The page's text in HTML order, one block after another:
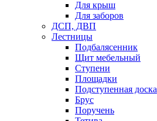
Для крыш
Для заборов
ДСП, ДВП
Лестницы
Подбалясенник
Щит мебельный
Ступени
Площадки
Подступенная доска
Брус
Поручень